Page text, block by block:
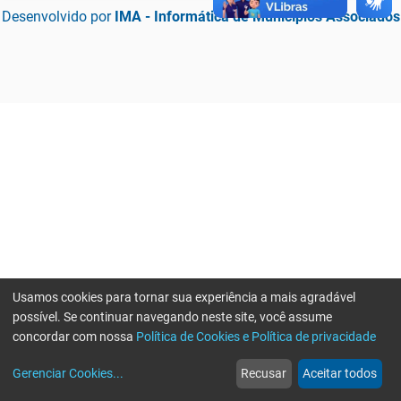
Desenvolvido por IMA - Informática de Municípios Associados
web
Notícias
more_horiz
Mais
Usamos cookies para tornar sua experiência a mais agradável
possível. Se continuar navegando neste site, você assume
concordar com nossa Política de Cookies e Política de privacidade
Gerenciar Cookies... Recusar Aceitar todos
Erro ao enviar informações, por favor tente novamente